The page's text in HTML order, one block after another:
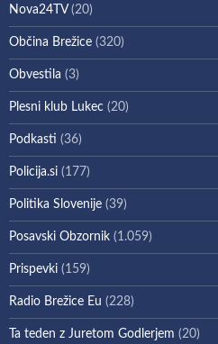
Nova24TV(20)
Občina Brežice (320)
Obvestila (3)
Plesni klub Lukec (20)
Podkasti (36)
Policija.si (177)
Politika Slovenije (39)
Posavski Obzornik (1.059)
Prispevki (159)
Radio Brežice Eu (228)
Ta teden z Juretom Godlerjem (20)